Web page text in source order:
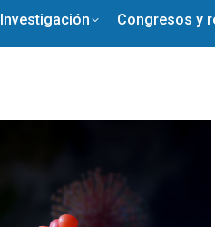
Investigación Congresos y